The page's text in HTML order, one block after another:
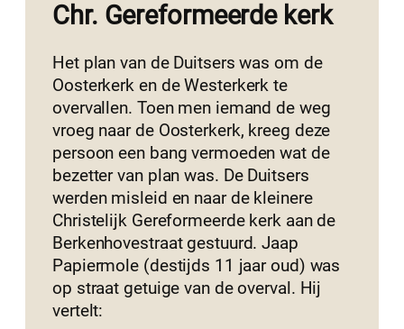
Chr. Gereformeerde kerk
Het plan van de Duitsers was om de
Oosterkerk en de Westerkerk te
overvallen. Toen men iemand de weg
vroeg naar de Oosterkerk, kreeg deze
persoon een bang vermoeden wat de
bezetter van plan was. De Duitsers
werden misleid en naar de kleinere
Christelijk Gereformeerde kerk aan de
Berkenhovestraat gestuurd. Jaap
Papiermole (destijds 11 jaar oud) was
op straat getuige van de overval. Hij
vertelt: